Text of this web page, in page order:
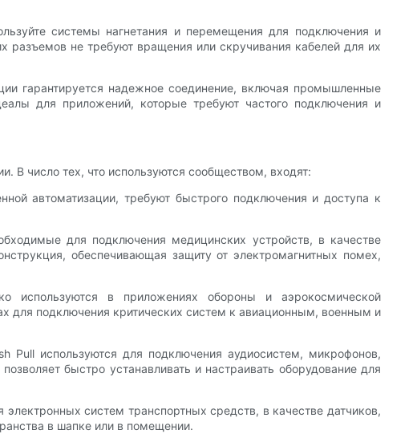
системы нагнетания и перемещения для подключения и
разъемов не требуют вращения или скручивания кабелей для их
гарантируется надежное соединение, включая промышленные
для приложений, которые требуют частого подключения и
В число тех, что используются сообществом, входят:
автоматизации, требуют быстрого подключения и доступа к
для подключения медицинских устройств, в качестве
обеспечивающая защиту от электромагнитных помех,
в приложениях обороны и аэрокосмической
подключения критических систем к авиационным, военным и
Pull используются для подключения аудиосистем, микрофонов,
быстро устанавливать и настраивать оборудование для
систем транспортных средств, в качестве датчиков,
в шапке или в помещении.